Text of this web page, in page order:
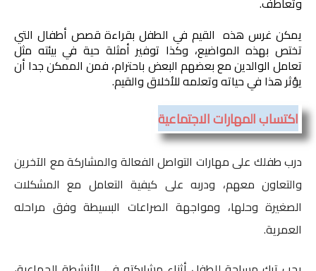
يؤثر هذا في حياته وتعلمه للأخلاق والقيم.
اكتساب المهارات الاجتماعية
درب طفلك على مهارات التواصل الفعالة والمشاركة مع الآخرين
والتعاون معهم، ودربه على كيفية التعامل مع المشكلات
الصغيرة وحلها، ومواجهة الصراعات البسيطة وفق مراحله
العمرية.